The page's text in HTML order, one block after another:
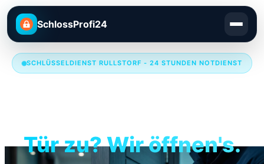
SchlossProfi24
SCHLÜSSELDIENST RULLSTORF - 24 STUNDEN NOTDIENST
Tür zu? Wir öffnen's.